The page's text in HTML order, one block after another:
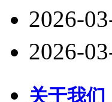
2026-
2026-
关于我们